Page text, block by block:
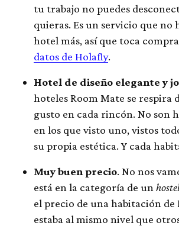
tu trabajo no puedes
quieras. Es un servicio que no
hotel más, así que toca
datos de Holafly.
Hotel de diseño elegante y
hoteles Room Mate se respira
gusto en cada rincón. No son
en los que visto uno, vistos
su propia estética. Y cada
Muy buen precio. No nos
está en la categoría de un
el precio de una habitación de
estaba al mismo nivel que